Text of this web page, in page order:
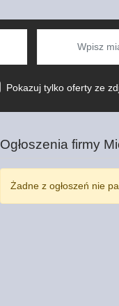
Pokazuj tylko oferty ze
Ogłoszenia firmy
Żadne z ogłoszeń nie